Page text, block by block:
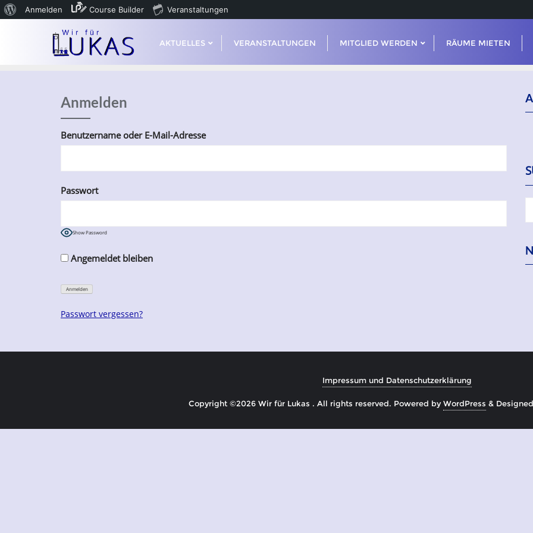
Anmelden Course Builder Veranstaltungen
AKTUELLES VERANSTALTUNGEN MITGLIED WERDEN RÄUME MIETEN
Anmelden
Benutzername oder E-Mail-Adresse
Passwort
Show Password
Angemeldet bleiben
Passwort vergessen?
Impressum und Datenschutzerklärung
Copyright ©2026 Wir für Lukas . All rights reserved. Powered byWordPress &